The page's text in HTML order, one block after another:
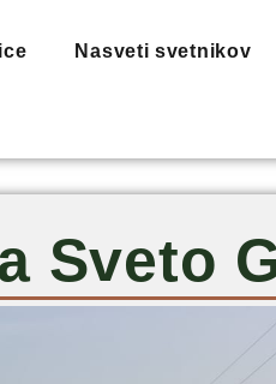
Nasveti svetnikov
Sveto